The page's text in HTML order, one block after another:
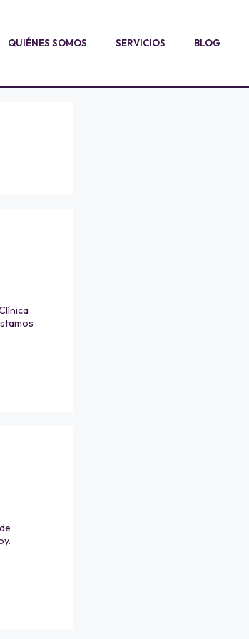
QUIÉNES SOMOS SERVICIOS BLOG